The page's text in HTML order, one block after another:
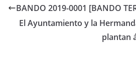
BANDO 2019-0001 [BANDO
El Ayuntamiento y la
plantan